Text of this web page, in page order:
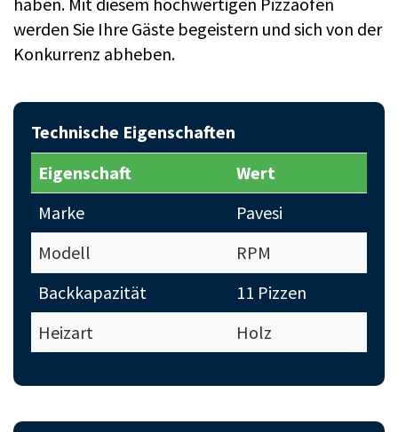
werden Sie Ihre Gäste begeistern und sich von der
Konkurrenz abheben.
Technische Eigenschaften
Eigenschaft
Wert
Marke
Pavesi
Modell
RPM
Backkapazität
11 Pizzen
Heizart
Holz